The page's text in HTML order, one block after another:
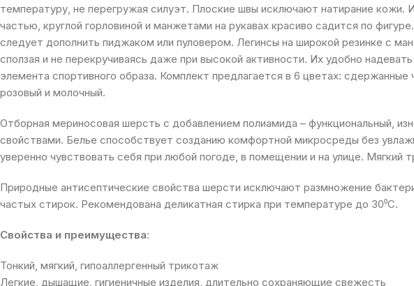
температуру, не перегружая силуэт. Плоские швы исключают натирание кожи.
частью, круглой горловиной и манжетами на рукавах красиво садится по
следует дополнить пиджаком или пуловером. Легинсы на широкой резинке с
сползая и не перекручиваясь даже при высокой активности. Их удобно
элемента спортивного образа. Комплект предлагается в 6 цветах:
розовый и молочный.
Отборная мериносовая шерсть с добавлением полиамида – функциональный,
свойствами. Белье способствует созданию комфортной микросреды без
уверенно чувствовать себя при любой погоде, в помещении и на улице. Мягкий
Природные антисептические свойства шерсти исключают размножение
частых стирок. Рекомендована деликатная стирка при температуре до 30⁰С.
Свойства и преимущества:
Тонкий, мягкий, гипоаллергенный трикотаж
Легкие, дышащие, гигиеничные изделия, длительно сохраняющие свежесть